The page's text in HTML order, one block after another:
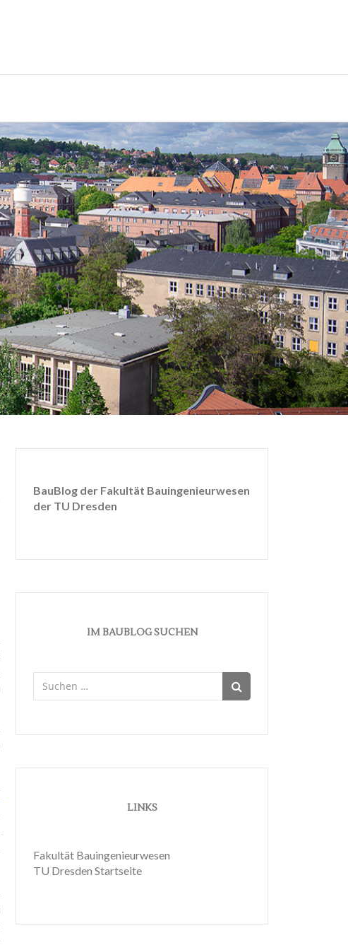
BauBlog der Fakultät Bauingenieurwesen
der TU Dresden
IM BAUBLOG SUCHEN
nach:
LINKS
Fakultät Bauingenieurwesen
TU Dresden Startseite